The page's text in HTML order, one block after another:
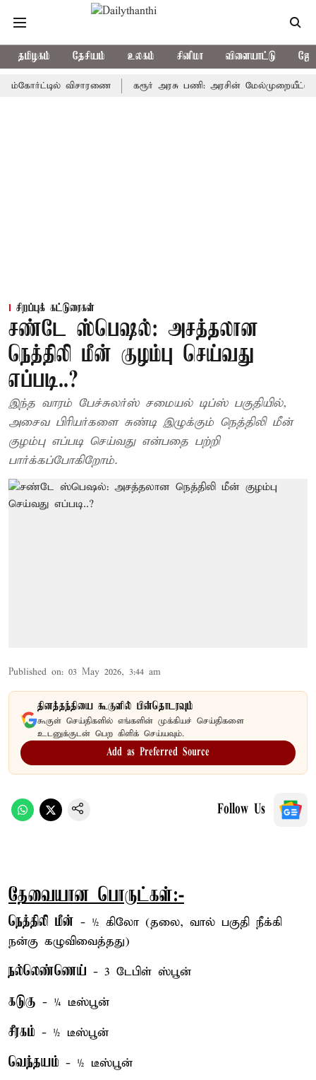
தமிழகம் தேசியம் உலகம் சினிமா விளையாட்டு
விசாரணை கரூர் அரசு பணி: அரசின் மேல்முறையீட்டு மனு
சிறப்புக் கட்டுரைகள்
சண்டே ஸ்பெஷல்: அசத்தலான
நெத்திலி மீன் குழம்பு செய்வது
எப்படி..?
இந்த வாரம் பேச்சுலர்ஸ் சமையல் டிப்ஸ் பகுதியில்,
அசைவ பிரியர்களை சுண்டி இழுக்கும் நெத்திலி மீன்
குழம்பு எப்படி செய்வது என்பதை பற்றி
பார்க்கப்போகிறோம்.
Published on: 03 May 2026, 3:44 am
தினத்தந்தியை கூகுளில் பின்தொடரவும்
கூகுள் செய்திகளில் எங்களின் முக்கியச் செய்திகளை
உடனுக்குடன் பெற கிளிக் செய்யவும்.
Add as Preferred Source
Follow Us
தேவையான பொருட்கள்:-
நெத்திலி மீன் - ½ கிலோ (தலை, வால் பகுதி நீக்கி
நன்கு கழுவிவைத்தது)
நல்லெண்ணெய் - 3 டேபிள் ஸ்பூன்
கடுகு - ¼ டீஸ்பூன்
சீரகம் - ½ டீஸ்பூன்
வெந்தயம் - ½ டீஸ்பூன்